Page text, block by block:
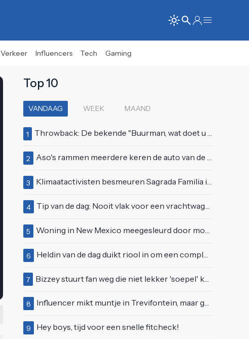
Verkeer Influencers Tech Gaming
Top 10
VANDAAG WEEK MAAND
1 Throwback: De bekende "Buurman, wat doet u nu?"-scène uit Flodder met Tatjana Šimić
2 Aso's rammen meerdere keren de auto van de buren, maar doen alsof er niets gebeurd is
3 Klimaatactivisten besmeuren Sagrada Familia in Barcelona met lading verf
4 Tip van de dag: Nooit vlak voor een vrachtwagen invoegen
5 Woning in New Mexico meegesleurd door modderstroom
6 Heldin van de dag duikt riool in om een complete eendenfamilie te redden
7 Bizzey stuurt fan weg die niet lekker 'soepel' kan bewegen op podium
8 Influencer mikt muntje in Trevifontein, maar gooit toerist bijna knock-out
9 Hey boys, tijd voor een snelle fitcheck!